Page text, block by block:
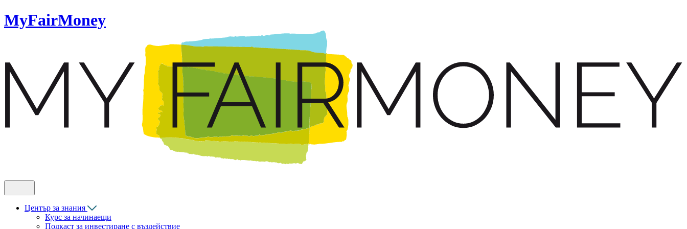
MyFairMoney
Център за знания
Курс за начинаещи
Подкаст за инвестиране с въздействие